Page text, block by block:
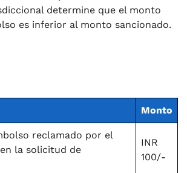
determine que el monto
es inferior al monto sancionado.
Monto
reclamado por el
la solicitud de
INR
100/-